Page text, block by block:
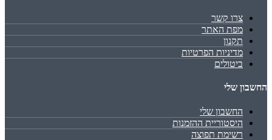
צרו קשר
מפת האתר
תקנון
מדיניות הפרטיות
ביטולים
החשבון שלי
החשבון שלי
היסטוריית ההזמנות
רשימת תפוצה